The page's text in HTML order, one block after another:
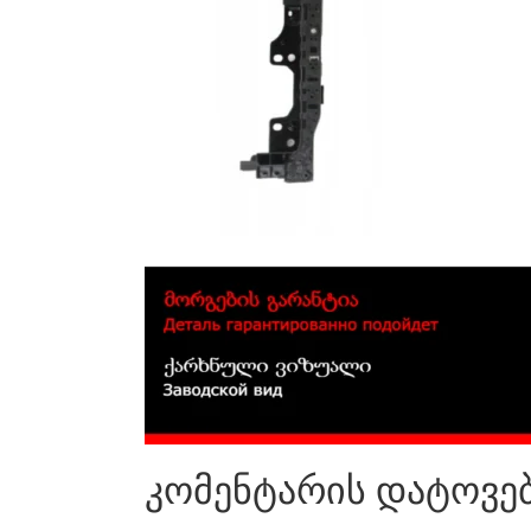
კომენტარის